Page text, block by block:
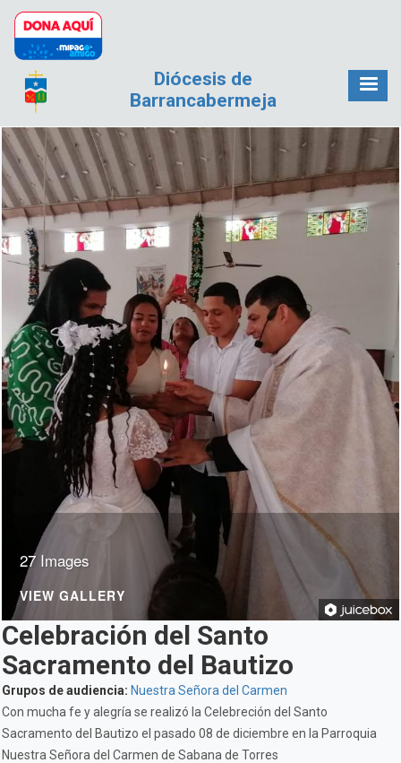
Pasar al contenido principal
Diócesis de
Barrancabermeja
27 Images
VIEW GALLERY
Celebración del Santo
Sacramento del Bautizo
Grupos de audiencia: Nuestra Señora del Carmen
Con mucha fe y alegría se realizó la Celebreción del Santo
Sacramento del Bautizo el pasado 08 de diciembre en la Parroquia
Nuestra Señora del Carmen de Sabana de Torres